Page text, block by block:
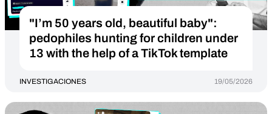
"I’m 50 years old, beautiful baby":
pedophiles hunting for children under
13 with the help of a TikTok template
INVESTIGACIONES 19/05/2026